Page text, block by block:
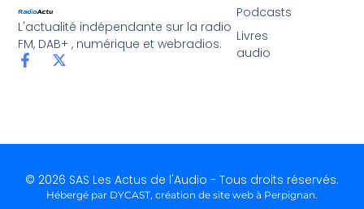
L'actualité indépendante sur la radio
FM, DAB+ , numérique et webradios.
Podcasts
Livres
audio
© 2026 SAS Les Actus de l'Audio - Tous droits réservés.
Hébergé par DYCAST, création de site web à Perpignan.